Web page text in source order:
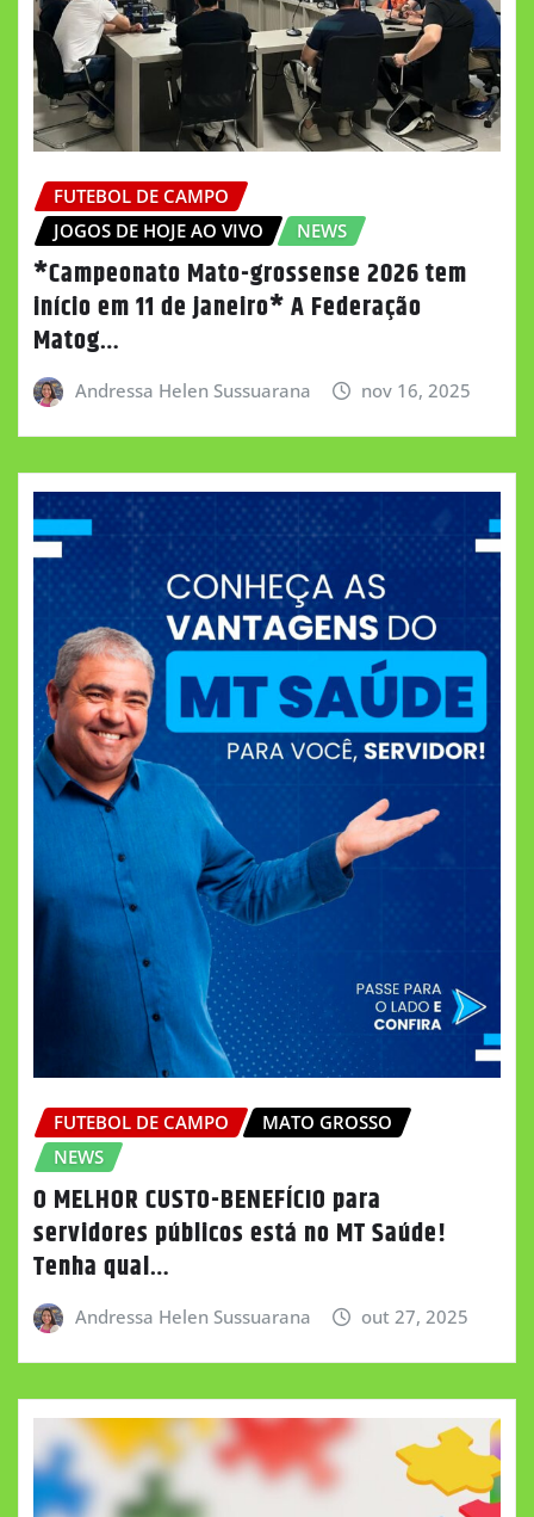
FUTEBOL DE CAMPO
JOGOS DE HOJE AO VIVO
NEWS
*Campeonato Mato-grossense 2026 tem
início em 11 de janeiro* A Federação
Matog…
Andressa Helen Sussuarana nov 16, 2025
FUTEBOL DE CAMPO
MATO GROSSO
NEWS
O MELHOR CUSTO-BENEFÍCIO para
servidores públicos está no MT Saúde!
Tenha qual…
Andressa Helen Sussuarana out 27, 2025